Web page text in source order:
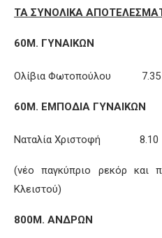
ΤΑ ΣΥΝΟΛΙΚΑ
60Μ. ΓΥΝΑΙΚΩΝ
Ολίβια Φωτοπούλου
60Μ. ΕΜΠΟΔΙΑ ΓΥΝΑΙΚΩΝ
Ναταλία Χριστοφή
(νέο παγκύπριο ρεκόρ και
Κλειστού)
800Μ. ΑΝΔΡΩΝ